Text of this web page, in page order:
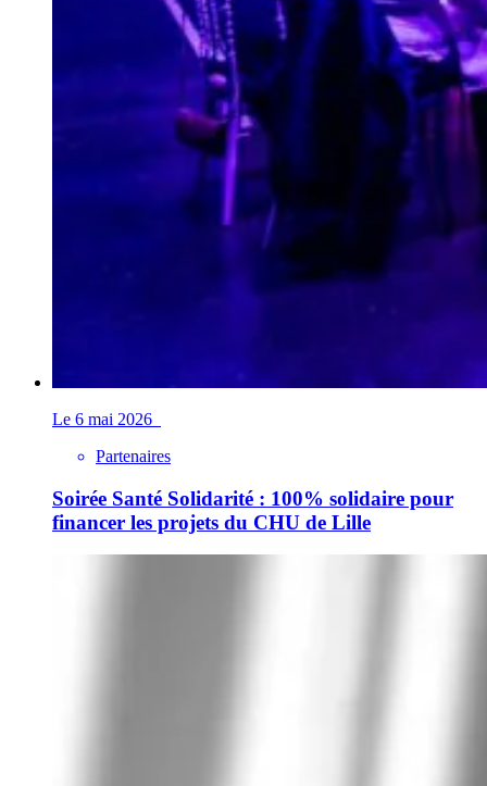
Le 6 mai 2026
Partenaires
Soirée Santé Solidarité : 100% solidaire pour
financer les projets du CHU de Lille